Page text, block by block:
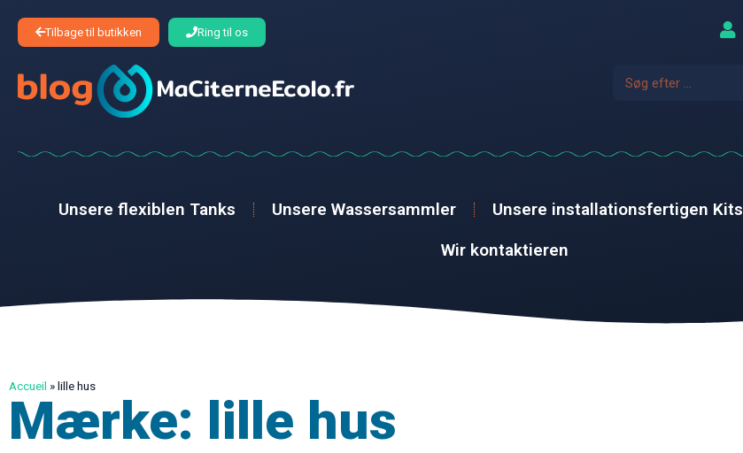
Tilbage til butikken Ring til os
Unsere flexiblen Tanks Unsere Wassersammler Unsere installationsfertigen Kits
Wir kontaktieren
Accueil »lille hus
Mærke: lille hus